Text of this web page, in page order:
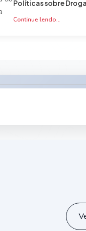
Políticas sobre
Continue lendo...